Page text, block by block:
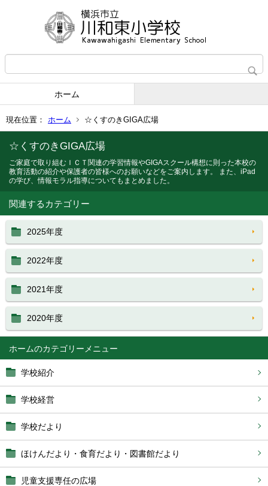
ホーム
現在位置： ホーム ☆くすのきGIGA広場
ホーム
学校紹介
学校経営
学校だより
ほけんだより・食育だより・図書館だより
児童支援専任の広場
☆くすのきGIGA広場
ご家庭で取り組むＩＣＴ関連の学習情報やGIGAスクール構想に則った本校の
教育活動の紹介や保護者の皆様へのお願いなどをご案内します。 また、iPad
の学び、情報モラル指導についてもまとめました。
関連するカテゴリー
2025年度
2022年度
2021年度
2020年度